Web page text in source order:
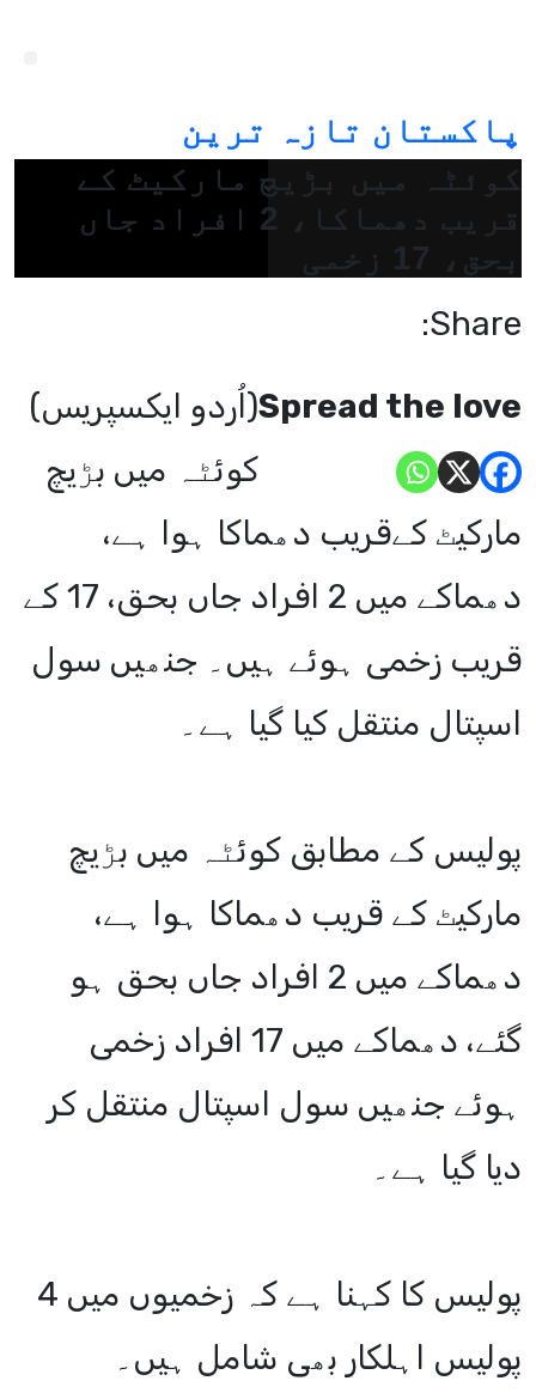
پاکستان تازہ ترین
کوئٹہ میں بڑیچ مارکیٹ کے
قریب دھماکا، 2 افراد جاں
بحق، 17 زخمی
Share:
Spread the love(اُردو ایکسپریس)
کوئٹہ میں بڑیچ
مارکیٹ کےقریب دھماکا ہوا ہے،
دھماکے میں 2 افراد جاں بحق، 17 کے
قریب زخمی ہوئے ہیں۔ جنھیں سول
اسپتال منتقل کیا گیا ہے۔
پولیس کے مطابق کوئٹہ میں بڑیچ
مارکیٹ کے قریب دھماکا ہوا ہے،
دھماکے میں 2 افراد جاں بحق ہو
گئے، دھماکے میں 17 افراد زخمی
ہوئے جنھیں سول اسپتال منتقل کر
دیا گیا ہے۔
پولیس کا کہنا ہے کہ زخمیوں میں 4
پولیس اہلکار بھی شامل ہیں۔